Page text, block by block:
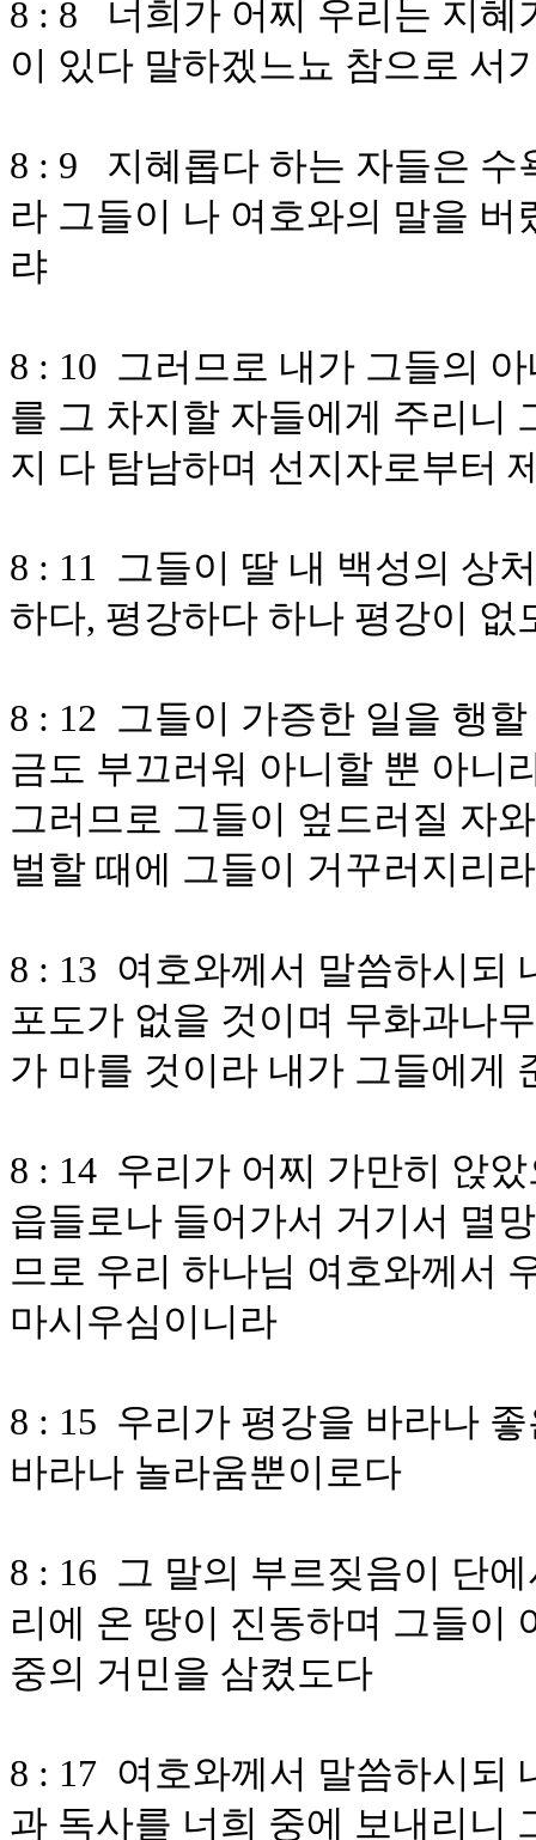
8 : 8 너희가 어찌 우리는 지혜
이 있다 말하겠느뇨 참으로 서
8 : 9 지혜롭다 하는 자들은 수
라 그들이 나 여호와의 말을
랴
8 : 10 그러므로 내가 그들의
를 그 차지할 자들에게 주리니
지 다 탐남하며 선지자로부터
8 : 11 그들이 딸 내 백성의 상
하다, 평강하다 하나 평강이 없
8 : 12 그들이 가증한 일을 행
금도 부끄러워 아니할 뿐 아니
그러므로 그들이 엎드러질 자
벌할 때에 그들이 거꾸러지리
8 : 13 여호와께서 말씀하시되
포도가 없을 것이며 무화과나
가 마를 것이라 내가 그들에게
8 : 14 우리가 어찌 가만히 앉
읍들로나 들어가서 거기서 멸
므로 우리 하나님 여호와께서
마시우심이니라
8 : 15 우리가 평강을 바라나
바라나 놀라움뿐이로다
8 : 16 그 말의 부르짖음이 단
리에 온 땅이 진동하며 그들이
중의 거민을 삼켰도다
8 : 17 여호와께서 말씀하시되
과 독사를 너희 중에 보내리니